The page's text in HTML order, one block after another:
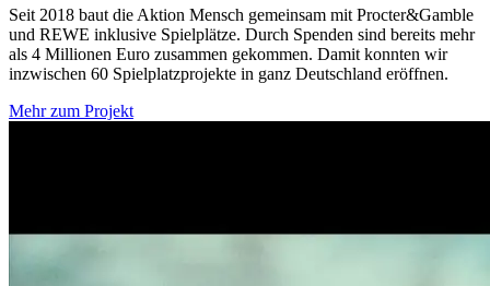
Seit 2018 baut die Aktion Mensch gemeinsam mit Procter&Gamble
und REWE inklusive Spielplätze. Durch Spenden sind bereits mehr
als 4 Millionen Euro zusammen gekommen. Damit konnten wir
inzwischen 60 Spielplatz­projekte in ganz Deutschland eröffnen.
Mehr zum Projekt